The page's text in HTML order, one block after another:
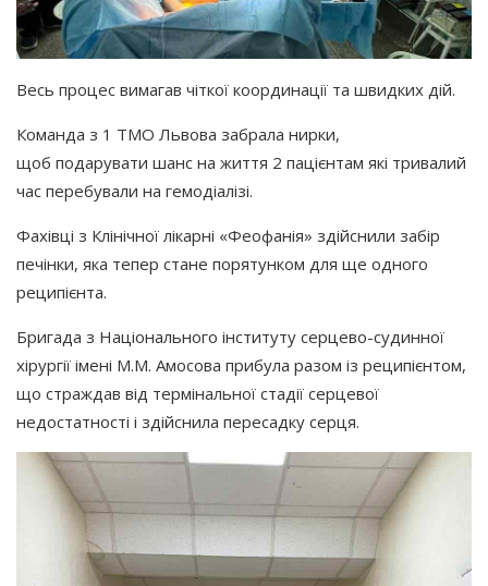
Весь процес вимагав чіткої координації та швидких дій.
Команда з 1 ТМО Львова забрала нирки,
щоб подарувати шанс на життя 2 пацієнтам які тривалий
час перебували на гемодіалізі.
Фахівці з Клінічної лікарні «Феофанія» здійснили забір
печінки, яка тепер стане порятунком для ще одного
реципієнта.
Бригада з Національного інституту серцево-судинної
хірургії імені М.М. Амосова прибула разом із реципієнтом,
що страждав від термінальної стадії серцевої
недостатності і здійснила пересадку серця.